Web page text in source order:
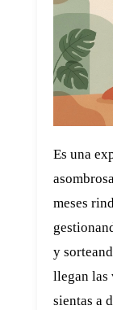
Es una
meses
y
llegan las
sientas a